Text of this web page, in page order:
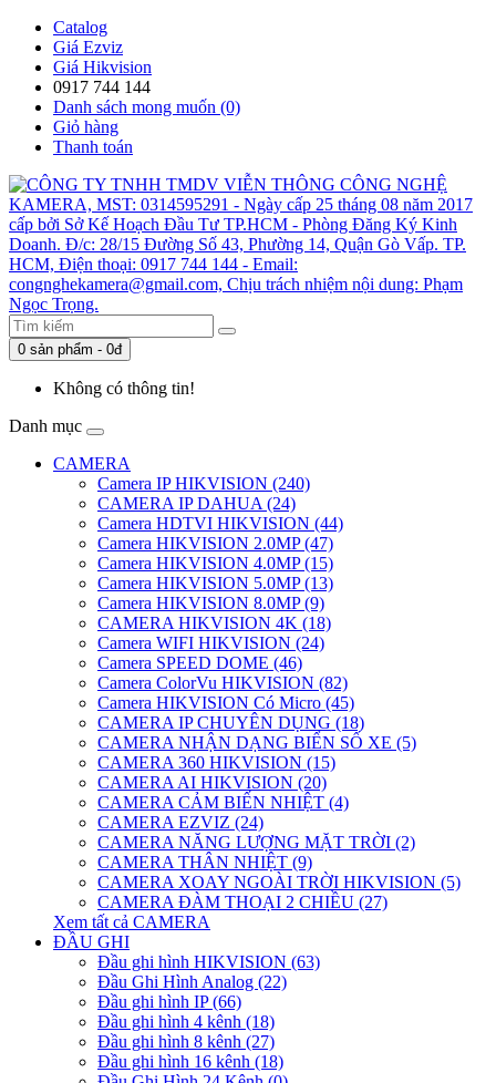
Catalog
Giá Ezviz
Giá Hikvision
0917 744 144
Danh sách mong muốn (0)
Giỏ hàng
Thanh toán
0 sản phẩm - 0đ
Không có thông tin!
Danh mục
CAMERA
Camera IP HIKVISION (240)
CAMERA IP DAHUA (24)
Camera HDTVI HIKVISION (44)
Camera HIKVISION 2.0MP (47)
Camera HIKVISION 4.0MP (15)
Camera HIKVISION 5.0MP (13)
Camera HIKVISION 8.0MP (9)
CAMERA HIKVISION 4K (18)
Camera WIFI HIKVISION (24)
Camera SPEED DOME (46)
Camera ColorVu HIKVISION (82)
Camera HIKVISION Có Micro (45)
CAMERA IP CHUYÊN DỤNG (18)
CAMERA NHẬN DẠNG BIỂN SỐ XE (5)
CAMERA 360 HIKVISION (15)
CAMERA AI HIKVISION (20)
CAMERA CẢM BIẾN NHIỆT (4)
CAMERA EZVIZ (24)
CAMERA NĂNG LƯỢNG MẶT TRỜI (2)
CAMERA THÂN NHIỆT (9)
CAMERA XOAY NGOÀI TRỜI HIKVISION (5)
CAMERA ĐÀM THOẠI 2 CHIỀU (27)
Xem tất cả CAMERA
ĐẦU GHI
Đầu ghi hình HIKVISION (63)
Đầu Ghi Hình Analog (22)
Đầu ghi hình IP (66)
Đầu ghi hình 4 kênh (18)
Đầu ghi hình 8 kênh (27)
Đầu ghi hình 16 kênh (18)